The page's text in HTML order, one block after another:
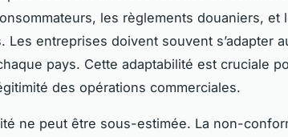
les règlements douaniers, et
Les entreprises doivent souvent s’adapter
pays. Cette adaptabilité est cruciale
des opérations commerciales.
ne peut être sous-estimée. La non-